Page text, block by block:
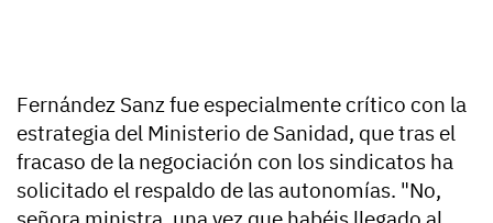
Fernández Sanz fue especialmente crítico con la
estrategia del Ministerio de Sanidad, que tras el
fracaso de la negociación con los sindicatos ha
solicitado el respaldo de las autonomías. "No,